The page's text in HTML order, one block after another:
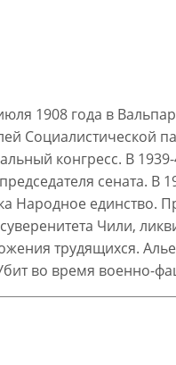
1908 года в
Социалистической
конгресс. В
сената. В
Народное единство.
Чили,
трудящихся.
во время военно-